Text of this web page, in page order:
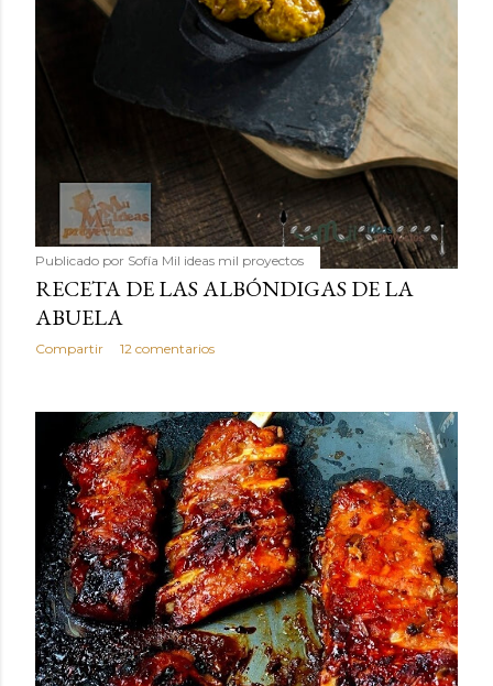
Publicado por Sofía Mil ideas mil proyectos
RECETA DE LAS ALBÓNDIGAS DE LA
ABUELA
Compartir 12 comentarios